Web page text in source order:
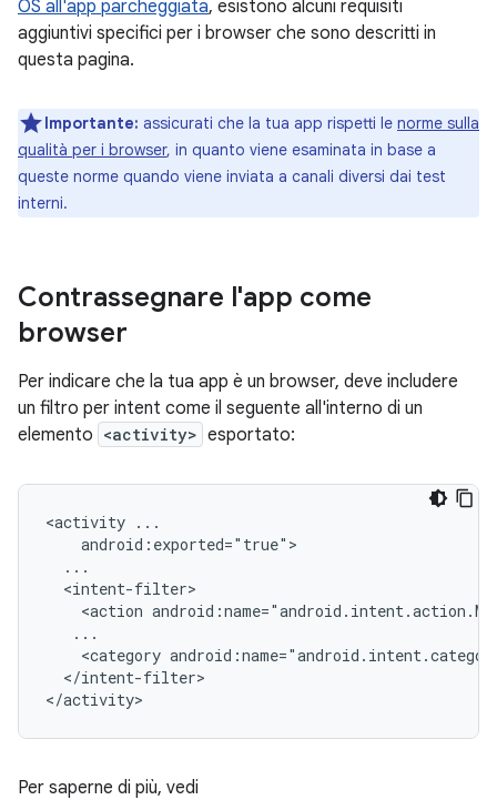
OS all'app parcheggiata, esistono alcuni requisiti
aggiuntivi specifici per i browser che sono descritti in
questa pagina.
Importante: assicurati che la tua app rispetti le norme sulla
qualità per i browser, in quanto viene esaminata in base a
queste norme quando viene inviata a canali diversi dai test
interni.
Contrassegnare l'app come
browser
Per indicare che la tua app è un browser, deve includere
un filtro per intent come il seguente all'interno di un
elemento <activity> esportato:
<activity
<action
<category
</intent-filter>
Per saperne di più, vedi